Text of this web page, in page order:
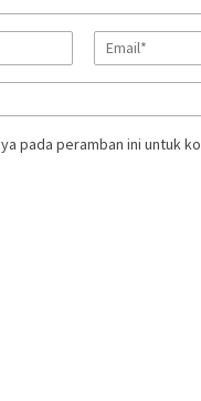
pada peramban ini untuk